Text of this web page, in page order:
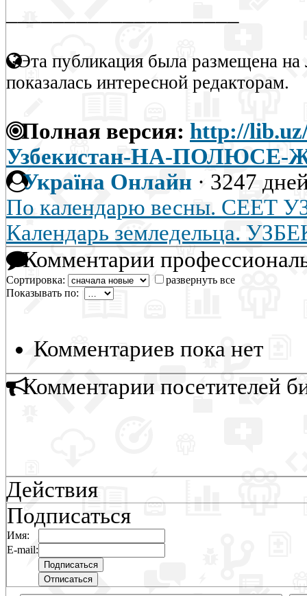
Эта публикация была размещена на
показалась интересной редакторам.
Полная версия: http://
Узбекистан-НА-
Україна Онлайн · 3247
По календарю весны. СЕЕТ
Календарь земледельца.
Комментарии
Сортировка:
развернуть все
Показывать по:
Комментариев пока нет
Комментарии посетителей
Действия
Подписаться
Имя:
E-mail: